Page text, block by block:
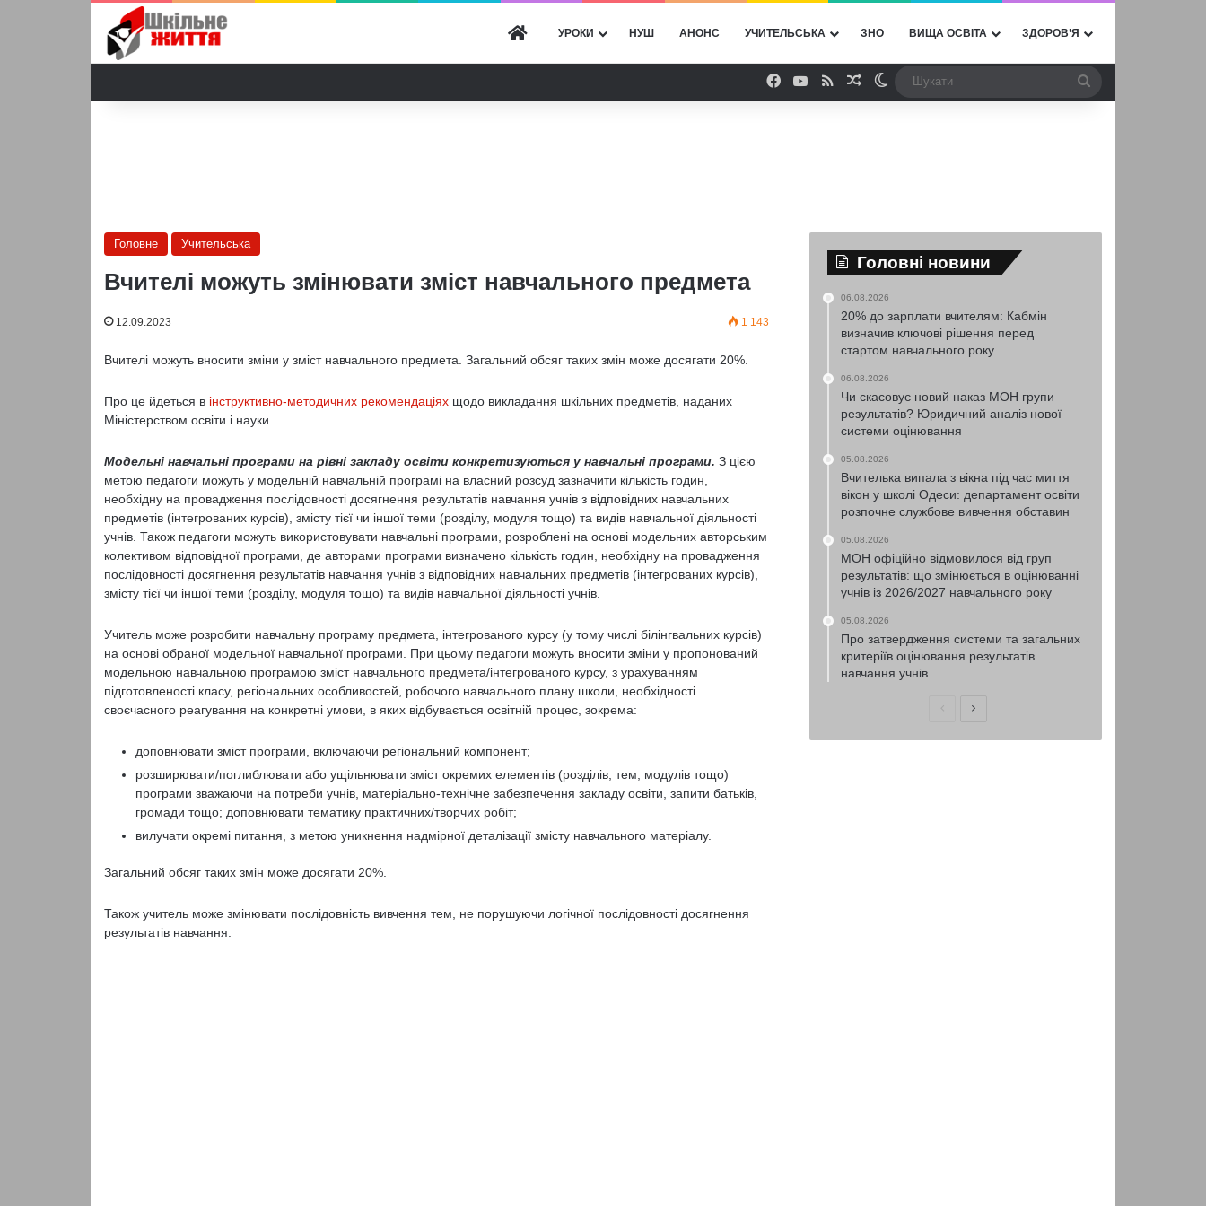
ГОЛОВНА
УРОКИ НУШ АНОНС УЧИТЕЛЬСЬКА ЗНО ВИЩА ОСВІТА ЗДОРОВ’Я
Facebook
YouTube
RSSВипадкова стаття
Switch skin
Головне Учительська
Вчителі можуть змінювати зміст навчального предмета
12.09.2023 1 143
Вчителі можуть вносити зміни у зміст навчального предмета. Загальний обсяг таких змін може досягати 20%.
Про це йдеться в інструктивно-методичних рекомендаціяхщодо викладання шкільних предметів, наданих
Міністерством освіти і науки.
Модельні навчальні програми на рівні закладу освітиконкретизуються у навчальні програми. З цією
метою педагоги можуть у модельній навчальній програмі на власний розсуд зазначити кількість годин,
необхідну на провадження послідовності досягнення результатів навчання учнів з відповідних навчальних
предметів (інтегрованих курсів), змісту тієї чи іншої теми (розділу, модуля тощо) та видів навчальної діяльності
учнів. Також педагоги можуть використовувати навчальні програми, розроблені на основі модельних авторським
колективом відповідної програми, де авторами програми визначено кількість годин, необхідну на провадження
послідовності досягнення результатів навчання учнів з відповідних навчальних предметів (інтегрованих курсів),
змісту тієї чи іншої теми (розділу, модуля тощо) та видів навчальної діяльності учнів.
Учитель може розробити навчальну програму предмета, інтегрованого курсу (у тому числі білінгвальних курсів)
на основі обраної модельної навчальної програми. При цьому педагоги можуть вносити зміни у пропонований
модельною навчальною програмою зміст навчального предмета/інтегрованого курсу, з урахуванням
підготовленості класу, регіональних особливостей, робочого навчального плану школи, необхідності
своєчасного реагування на конкретні умови, в яких відбувається освітній процес, зокрема:
доповнювати зміст програми, включаючи регіональний компонент;
розширювати/поглиблювати або ущільнювати зміст окремих елементів (розділів, тем, модулів тощо)
програми зважаючи на потреби учнів, матеріально-технічне забезпечення закладу освіти, запити батьків,
громади тощо; доповнювати тематику практичних/творчих робіт;
вилучати окремі питання, з метою уникнення надмірної деталізації змісту навчального матеріалу.
Загальний обсяг таких змін може досягати 20%.
Також учитель може змінювати послідовність вивчення тем, не порушуючи логічної послідовності досягнення
результатів навчання.
Головні новини
06.08.2026
20% до зарплати вчителям: Кабмін
визначив ключові рішення перед
стартом навчального року
06.08.2026
Чи скасовує новий наказ МОН групи
результатів? Юридичний аналіз нової
системи оцінювання
05.08.2026
Вчителька випала з вікна під час миття
вікон у школі Одеси: департамент освіти
розпочне службове вивчення обставин
05.08.2026
МОН офіційно відмовилося від груп
результатів: що змінюється в оцінюванні
учнів із 2026/2027 навчального року
05.08.2026
Про затвердження системи та загальних
критеріїв оцінювання результатів
навчання учнів
ПопередняНаступна